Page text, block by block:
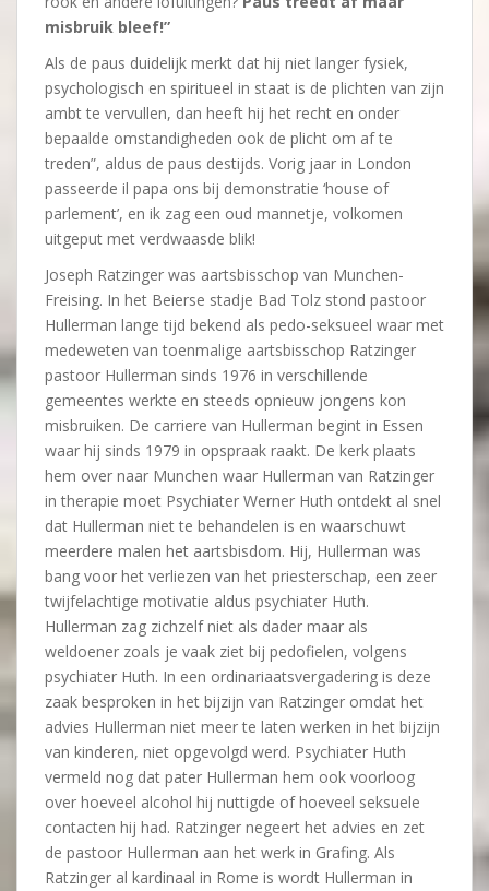
misbruik bleef!”
Als de paus duidelijk merkt dat hij niet langer fysiek,
psychologisch en spiritueel in staat is de plichten van zijn
ambt te vervullen, dan heeft hij het recht en onder
bepaalde omstandigheden ook de plicht om af te
treden”, aldus de paus destijds. Vorig jaar in London
passeerde il papa ons bij demonstratie ‘house of
parlement’, en ik zag een oud mannetje, volkomen
uitgeput met verdwaasde blik!
Joseph Ratzinger was aartsbisschop van Munchen-
Freising. In het Beierse stadje Bad Tolz stond pastoor
Hullerman lange tijd bekend als pedo-seksueel waar met
medeweten van toenmalige aartsbisschop Ratzinger
pastoor Hullerman sinds 1976 in verschillende
gemeentes werkte en steeds opnieuw jongens kon
misbruiken. De carriere van Hullerman begint in Essen
waar hij sinds 1979 in opspraak raakt. De kerk plaats
hem over naar Munchen waar Hullerman van Ratzinger
in therapie moet Psychiater Werner Huth ontdekt al snel
dat Hullerman niet te behandelen is en waarschuwt
meerdere malen het aartsbisdom. Hij, Hullerman was
bang voor het verliezen van het priesterschap, een zeer
twijfelachtige motivatie aldus psychiater Huth.
Hullerman zag zichzelf niet als dader maar als
weldoener zoals je vaak ziet bij pedofielen, volgens
psychiater Huth. In een ordinariaatsvergadering is deze
zaak besproken in het bijzijn van Ratzinger omdat het
advies Hullerman niet meer te laten werken in het bijzijn
van kinderen, niet opgevolgd werd. Psychiater Huth
vermeld nog dat pater Hullerman hem ook voorloog
over hoeveel alcohol hij nuttigde of hoeveel seksuele
contacten hij had. Ratzinger negeert het advies en zet
de pastoor Hullerman aan het werk in Grafing. Als
Ratzinger al kardinaal in Rome is wordt Hullerman in